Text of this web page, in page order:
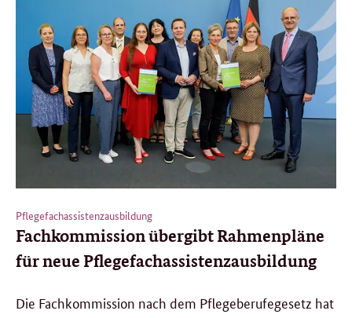
Pflegefachassistenzausbildung
Fachkommission übergibt Rahmenpläne
für neue Pflegefachassistenzausbildung
Die Fachkommission nach dem Pflegeberufegesetz hat